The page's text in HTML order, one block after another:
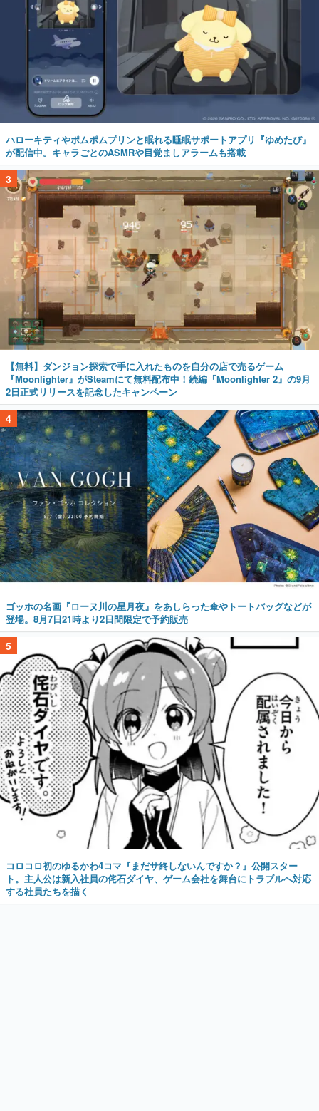
ハローキティやポムポムプリンと眠れる睡眠サポートアプリ『ゆめたび』
が配信中。キャラごとのASMRや目覚ましアラームも搭載
3
【無料】ダンジョン探索で手に入れたものを自分の店で売るゲーム
『Moonlighter』がSteamにて無料配布中！続編『Moonlighter 2』の9月
2日正式リリースを記念したキャンペーン
4
ゴッホの名画『ローヌ川の星月夜』をあしらった傘やトートバッグなどが
登場。8月7日21時より2日間限定で予約販売
5
コロコロ初のゆるかわ4コマ『まだサ終しないんですか？』公開スター
ト。主人公は新入社員の侘石ダイヤ、ゲーム会社を舞台にトラブルへ対応
する社員たちを描く